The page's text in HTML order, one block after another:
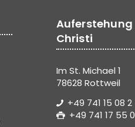
Auferstehung
Christi
Im St. Michael 1
78628 Rottweil
+49 741 15 08 2
+49 741 17 55